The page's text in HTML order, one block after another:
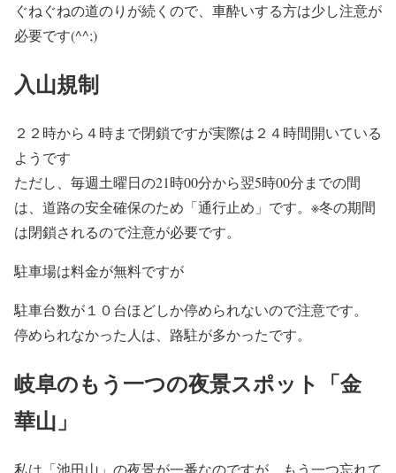
ぐねぐねの道のりが続くので、車酔いする方は少し注意が
必要です(^^;)
入山規制
２２時から４時まで閉鎖ですが実際は２４時間開いている
ようです
ただし、毎週土曜日の21時00分から翌5時00分までの間
は、道路の安全確保のため「通行止め」です。※冬の期間
は閉鎖されるので注意が必要です。
駐車場は料金が無料ですが
駐車台数が１０台ほどしか停められないので注意です。
停められなかった人は、路駐が多かったです。
岐阜のもう一つの夜景スポット「金
華山」
私は「池田山」の夜景が一番なのですが、もう一つ忘れて